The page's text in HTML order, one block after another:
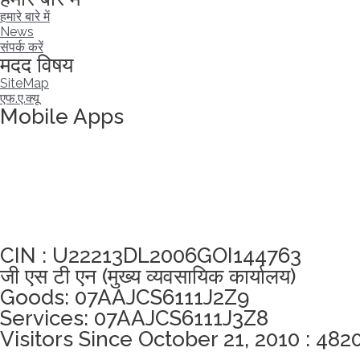
हमारे बारे में
News
संपर्क करें
मदद विषय
SiteMap
एफ.ए.क्यू
Mobile Apps
CIN : U22213DL2006GOI144763
जी एस टी एन (मुख्य व्यवसायिक कार्यालय)
Goods: 07AAJCS6111J2Z9
Services: 07AAJCS6111J3Z8
Visitors Since October 21, 2010 :